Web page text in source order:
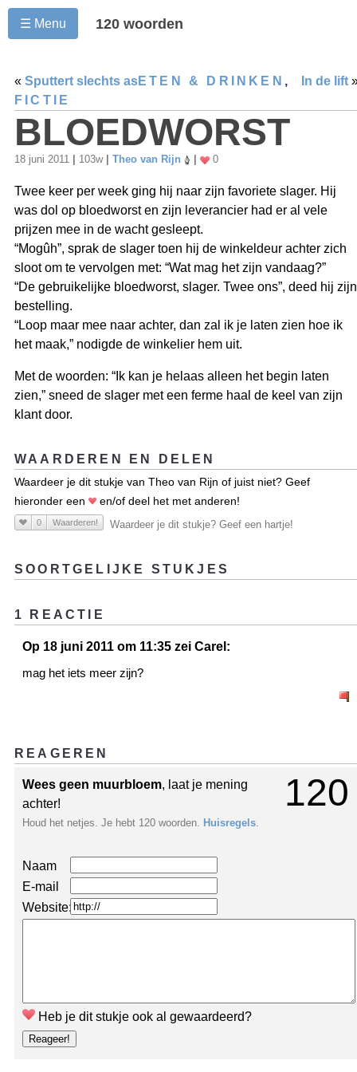
☰ Menu 120 woorden
« Sputtert slechts as In de lift
ETEN & DRINKEN ,
FICTIE
BLOEDWORST
18 juni 2011 103w Theo van Rijn 0
Twee keer per week ging hij naar zijn favoriete slager. Hij
was dol op bloedworst en zijn leverancier had er al vele
prijzen mee in de wacht gesleept.
“Mogûh”, sprak de slager toen hij de winkeldeur achter zich
sloot om te vervolgen met: “Wat mag het zijn vandaag?”
“De gebruikelijke bloedworst, slager. Twee ons”, deed hij zijn
bestelling.
“Loop maar mee naar achter, dan zal ik je laten zien hoe ik
het maak,” nodigde de winkelier hem uit.
Met de woorden: “Ik kan je helaas alleen het begin laten
zien,” sneed de slager met een ferme haal de keel van zijn
klant door.
WAARDEREN EN DELEN
Waardeer je dit stukje van Theo van Rijn of juist niet? Geef
hieronder een
en/of deel het met anderen!
0 Waarderen! Waardeer je dit stukje? Geef een hartje!
SOORTGELIJKE STUKJES
1 REACTIE
Op 18 juni 2011 om 11:35 zei Carel:
mag het iets meer zijn?
REAGEREN
120
Wees geen muurbloem, laat je mening
achter!
Houd het netjes. Je hebt 120 woorden. Huisregels
Naam
E-mail
Website:
Heb je dit stukje ook al gewaardeerd?